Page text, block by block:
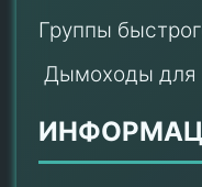
Группы
Дымоходы для